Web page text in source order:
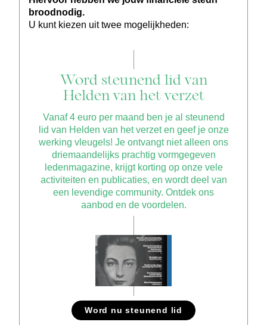
broodnodig.
U kunt kiezen uit twee mogelijkheden:
Word steunend lid van
Helden van het verzet
Vanaf 4 euro per maand ben je al steunend
lid van Helden van het verzet en geef je onze
werking vleugels! Je ontvangt niet alleen ons
driemaandelijks prachtig vormgegeven
ledenmagazine, krijgt korting op onze vele
activiteiten en publicaties, en wordt deel van
een levendige community. Ontdek ons
aanbod en de voordelen.
Word nu steunend lid